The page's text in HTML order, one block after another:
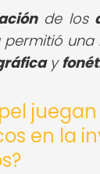
de los
permitió
y
en la